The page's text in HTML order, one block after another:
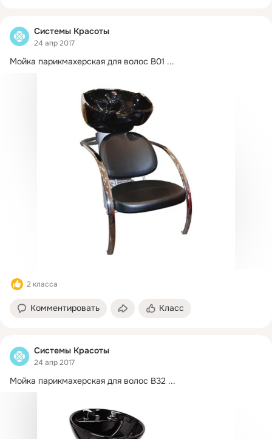
Системы Красоты
24 апр 2017
Мойка парикмахерская для волос В01 ...
2 класса
Комментировать Класс
Системы Красоты
24 апр 2017
Мойка парикмахерская для волос В32 ...